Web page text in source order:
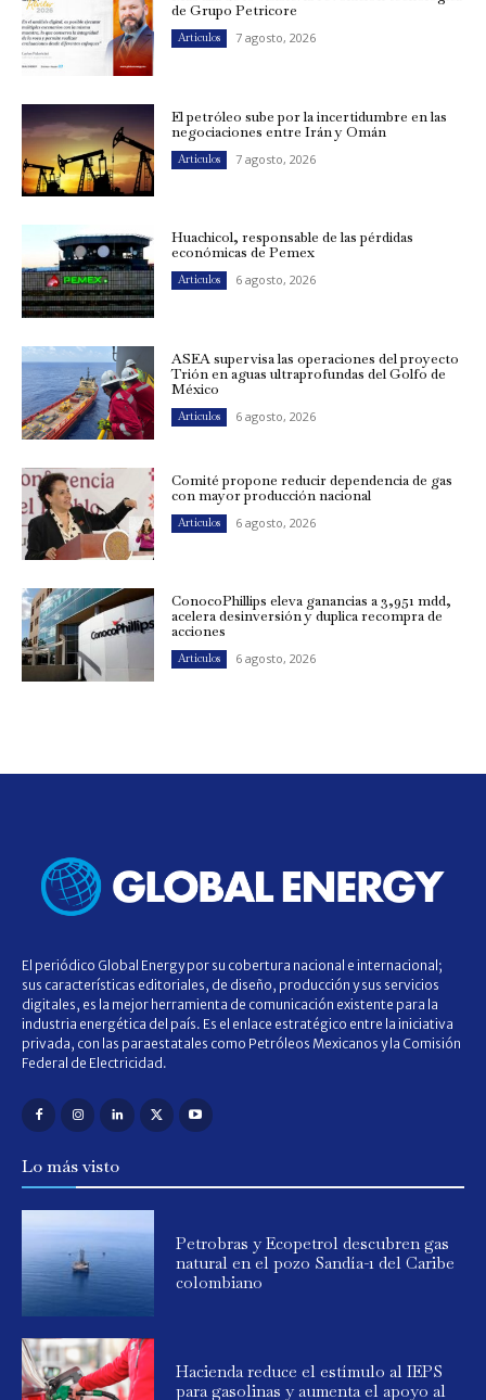
de Grupo Petricore
Artículos 7 agosto, 2026
El petróleo sube por la incertidumbre en las
negociaciones entre Irán y Omán
Artículos 7 agosto, 2026
Huachicol, responsable de las pérdidas
económicas de Pemex
Artículos 6 agosto, 2026
ASEA supervisa las operaciones del proyecto
Trión en aguas ultraprofundas del Golfo de
México
Artículos 6 agosto, 2026
Comité propone reducir dependencia de gas
con mayor producción nacional
Artículos 6 agosto, 2026
ConocoPhillips eleva ganancias a 3,951 mdd,
acelera desinversión y duplica recompra de
acciones
Artículos 6 agosto, 2026
El periódico Global Energy por su cobertura nacional e internacional;
sus características editoriales, de diseño, producción y sus servicios
digitales, es la mejor herramienta de comunicación existente para la
industria energética del país. Es el enlace estratégico entre la iniciativa
privada, con las paraestatales como Petróleos Mexicanos y la Comisión
Federal de Electricidad.
Lo más visto
Petrobras y Ecopetrol descubren gas
natural en el pozo Sandía-1 del Caribe
colombiano
Hacienda reduce el estímulo al IEPS
para gasolinas y aumenta el apoyo al